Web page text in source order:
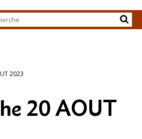
par
2023
20 AOUT